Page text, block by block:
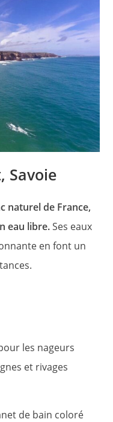
Savoie
naturel de France,
eau libre.Ses eaux
en font un
les nageurs
et rivages
de bain coloré